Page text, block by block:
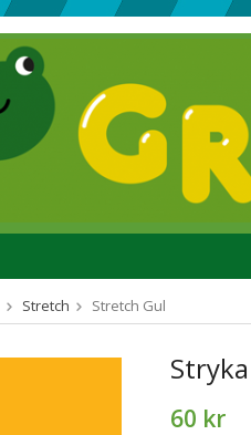
Stretch Stretch Gul
60 kr